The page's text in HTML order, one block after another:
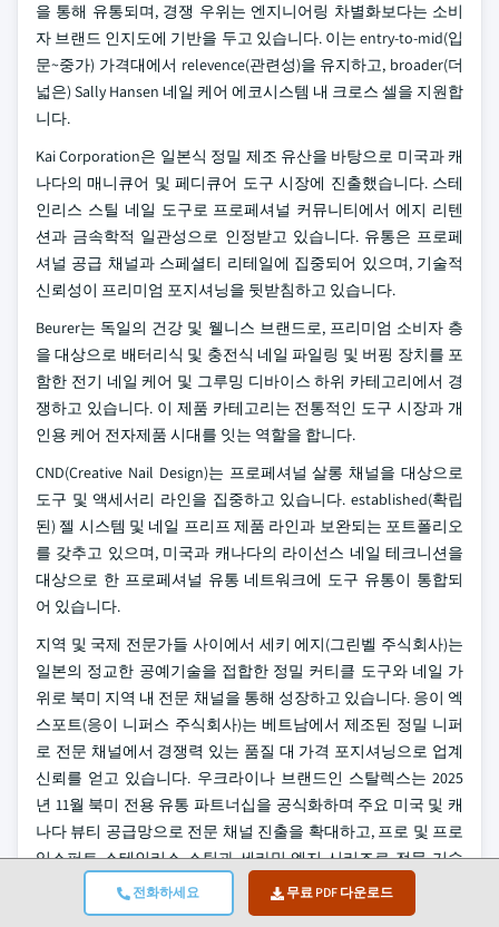
전화하세요 무료 PDF 다운로드
을 통해 유통되며, 경쟁 우위는 엔지니어링 차별화보다는 소비
자 브랜드 인지도에 기반을 두고 있습니다. 이는 entry-to-mid(입
문~중가) 가격대에서 relevence(관련성)을 유지하고, broader(더
넓은) Sally Hansen 네일 케어 에코시스템 내 크로스 셀을 지원합
니다.
Kai Corporation은 일본식 정밀 제조 유산을 바탕으로 미국과 캐
나다의 매니큐어 및 페디큐어 도구 시장에 진출했습니다. 스테
인리스 스틸 네일 도구로 프로페셔널 커뮤니티에서 에지 리텐
션과 금속학적 일관성으로 인정받고 있습니다. 유통은 프로페
셔널 공급 채널과 스페셜티 리테일에 집중되어 있으며, 기술적
신뢰성이 프리미엄 포지셔닝을 뒷받침하고 있습니다.
Beurer는 독일의 건강 및 웰니스 브랜드로, 프리미엄 소비자 층
을 대상으로 배터리식 및 충전식 네일 파일링 및 버핑 장치를 포
함한 전기 네일 케어 및 그루밍 디바이스 하위 카테고리에서 경
쟁하고 있습니다. 이 제품 카테고리는 전통적인 도구 시장과 개
인용 케어 전자제품 시대를 잇는 역할을 합니다.
CND(Creative Nail Design)는 프로페셔널 살롱 채널을 대상으로
도구 및 액세서리 라인을 집중하고 있습니다. established(확립
된) 젤 시스템 및 네일 프리프 제품 라인과 보완되는 포트폴리오
를 갖추고 있으며, 미국과 캐나다의 라이선스 네일 테크니션을
대상으로 한 프로페셔널 유통 네트워크에 도구 유통이 통합되
어 있습니다.
지역 및 국제 전문가들 사이에서 세키 에지(그린벨 주식회사)는
일본의 정교한 공예기술을 접합한 정밀 커티클 도구와 네일 가
위로 북미 지역 내 전문 채널을 통해 성장하고 있습니다. 응이 엑
스포트(응이 니퍼스 주식회사)는 베트남에서 제조된 정밀 니퍼
로 전문 채널에서 경쟁력 있는 품질 대 가격 포지셔닝으로 업계
신뢰를 얻고 있습니다. 우크라이나 브랜드인 스탈렉스는 2025
년 11월 북미 전용 유통 파트너십을 공식화하며 주요 미국 및 캐
나다 뷰티 공급망으로 전문 채널 진출을 확대하고, 프로 및 프로
익스퍼트 스테인리스 스틸과 세라믹 엣지 시리즈로 전문 기술
자들로부터 인정을 받고 있습니다.
메디쿨은 의료 및 전문 페디큐어 세그먼트에 족부 등급 도구 키